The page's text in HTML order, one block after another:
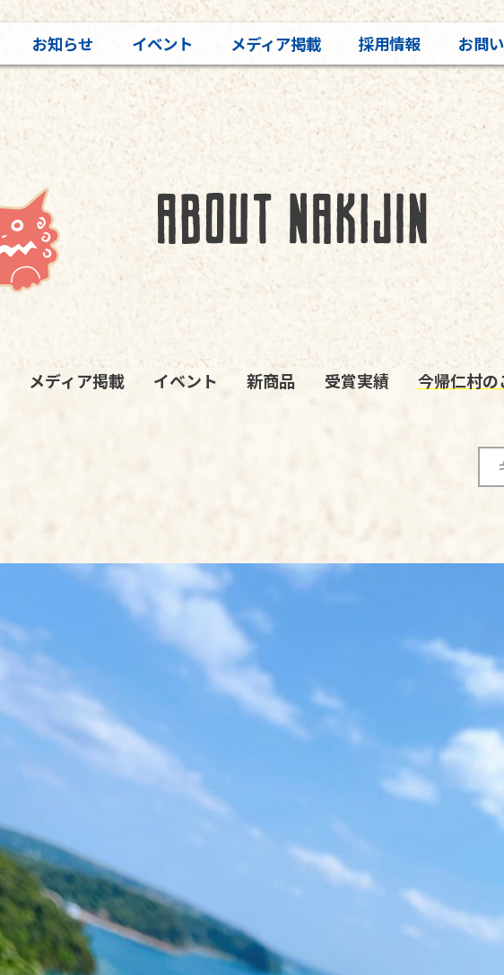
お知らせ イベント メディア掲載 採用情報 お問
メディア掲載 イベント 新商品 受賞実績 今帰仁村の